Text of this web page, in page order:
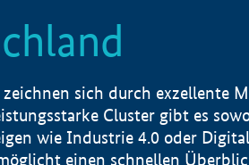
sich durch exzellente
Cluster gibt es
wie Industrie 4.0 oder
einen schnellen